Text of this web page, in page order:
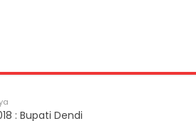
: Bupati Dendi